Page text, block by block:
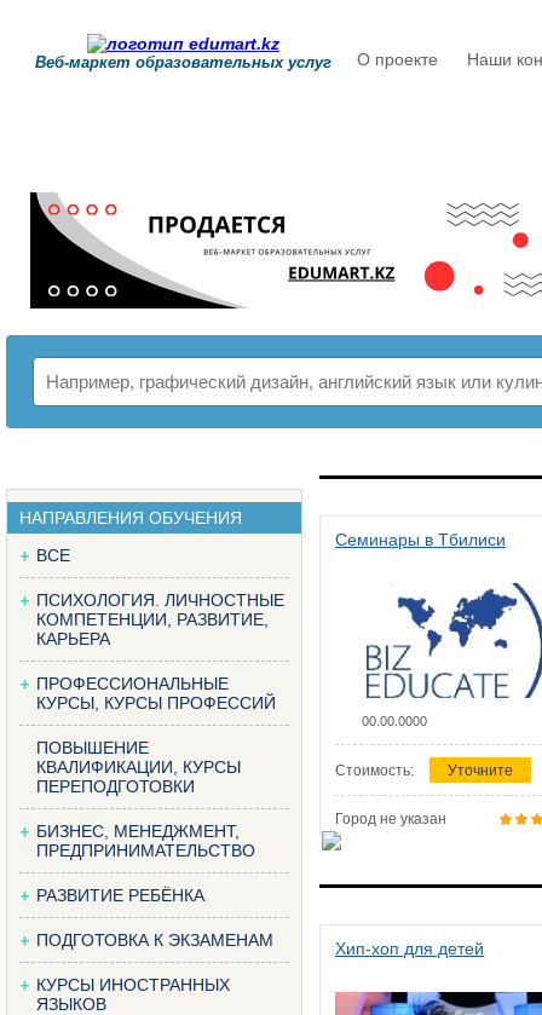
Веб-маркет образовательных услуг О проекте Наши
НАПРАВЛЕНИЯ ОБУЧЕНИЯ
ВСЕ
ПСИХОЛОГИЯ. ЛИЧНОСТНЫЕ
КОМПЕТЕНЦИИ, РАЗВИТИЕ,
КАРЬЕРА
ПРОФЕССИОНАЛЬНЫЕ
КУРСЫ, КУРСЫ ПРОФЕССИЙ
ПОВЫШЕНИЕ
КВАЛИФИКАЦИИ, КУРСЫ
ПЕРЕПОДГОТОВКИ
БИЗНЕС, МЕНЕДЖМЕНТ,
ПРЕДПРИНИМАТЕЛЬСТВО
РАЗВИТИЕ РЕБЁНКА
ПОДГОТОВКА К ЭКЗАМЕНАМ
КУРСЫ ИНОСТРАННЫХ
ЯЗЫКОВ
Семинары в Тбилиси
00.00.0000
Стоимость: Уточните
Город не указан
Хип-хоп для детей